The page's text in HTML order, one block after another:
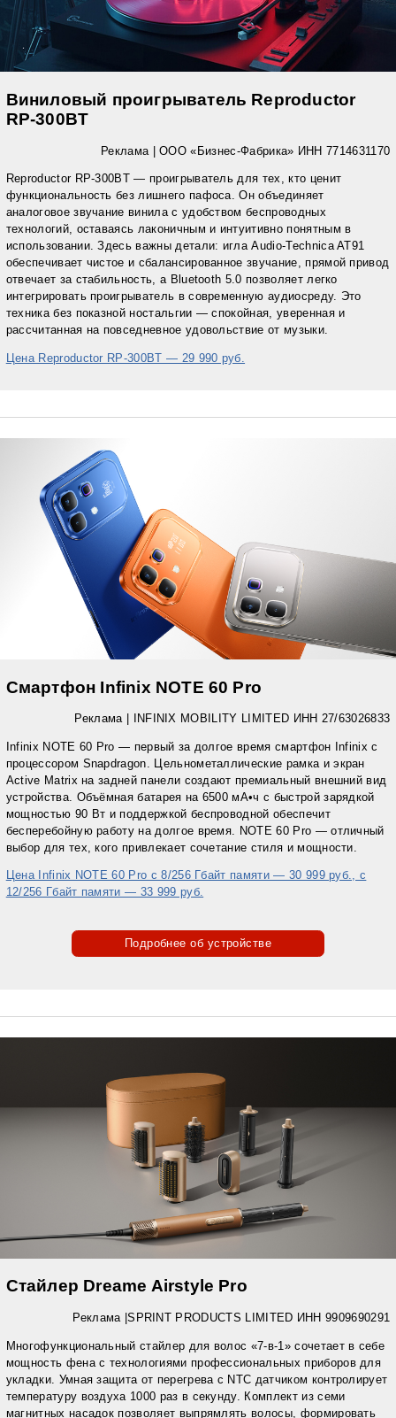
Виниловый проигрыватель Reproductor
RP-300BT
Реклама | ООО «Бизнес-Фабрика» ИНН 7714631170
Reproductor RP-300BT — проигрыватель для тех, кто ценит
функциональность без лишнего пафоса. Он объединяет
аналоговое звучание винила с удобством беспроводных
технологий, оставаясь лаконичным и интуитивно понятным в
использовании. Здесь важны детали: игла Audio-Technica AT91
обеспечивает чистое и сбалансированное звучание, прямой привод
отвечает за стабильность, а Bluetooth 5.0 позволяет легко
интегрировать проигрыватель в современную аудиосреду. Это
техника без показной ностальгии — спокойная, уверенная и
рассчитанная на повседневное удовольствие от музыки.
Цена Reproductor RP-300BT — 29 990 руб.
Смартфон Infinix NOTE 60 Pro
Реклама | INFINIX MOBILITY LIMITED ИНН 27/63026833
Infinix NOTE 60 Pro — первый за долгое время смартфон Infinix с
процессором Snapdragon. Цельнометаллические рамка и экран
Active Matrix на задней панели создают премиальный внешний вид
устройства. Объёмная батарея на 6500 мА•ч с быстрой зарядкой
мощностью 90 Вт и поддержкой беспроводной обеспечит
бесперебойную работу на долгое время. NOTE 60 Pro — отличный
выбор для тех, кого привлекает сочетание стиля и мощности.
Цена Infinix NOTE 60 Pro с 8/256 Гбайт памяти — 30 999 руб., с
12/256 Гбайт памяти — 33 999 руб.
Подробнее об устройстве
Стайлер Dreame Airstyle Pro
Реклама |SPRINT PRODUCTS LIMITED ИНН 9909690291
Многофункциональный стайлер для волос «7-в-1» сочетает в себе
мощность фена с технологиями профессиональных приборов для
укладки. Умная защита от перегрева с NTC датчиком контролирует
температуру воздуха 1000 раз в секунду. Комплект из семи
магнитных насадок позволяет выпрямлять волосы, формировать